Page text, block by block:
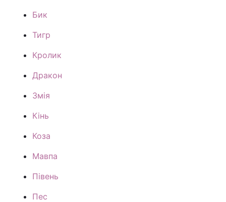
Бик
Тигр
Кролик
Дракон
Змія
Кінь
Коза
Мавпа
Півень
Пес